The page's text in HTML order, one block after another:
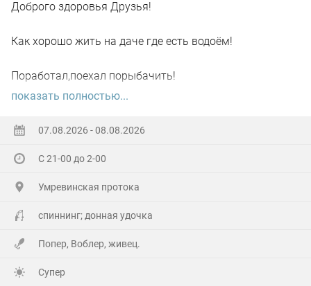
Доброго здоровья Друзья!
Как хорошо жить на даче где есть водоём!
Поработал,поехал порыбачить!
поработал"цирюльником" 😂в теплицах!
А вечером захотелось повторить предыдущее "ночное
рандеву"!
Прибыл на берег в девять часов,и что я вижу 😲,
По поверхности плывёт мусор(ветки,трава и иногда
показать полностью...
07.08.2026 - 08.08.2026
С 21-00 до 2-00
Умревинская протока
спиннинг; донная удочка
Попер, Воблер, живец.
Супер